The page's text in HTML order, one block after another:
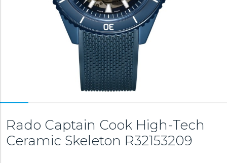
Rado Captain Cook High-Tech
Ceramic Skeleton R32153209